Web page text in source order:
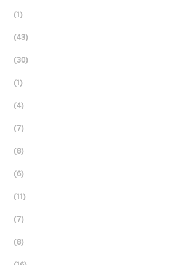
(1)
(43)
(30)
(1)
(4)
(7)
(8)
(6)
(11)
(7)
(8)